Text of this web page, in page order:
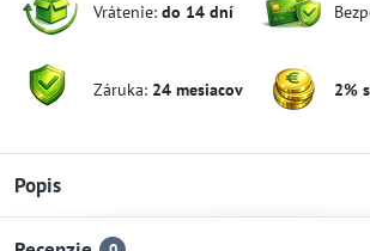
Vrátenie: do 14 dní
Záruka: 24 mesiacov 2%
Popis